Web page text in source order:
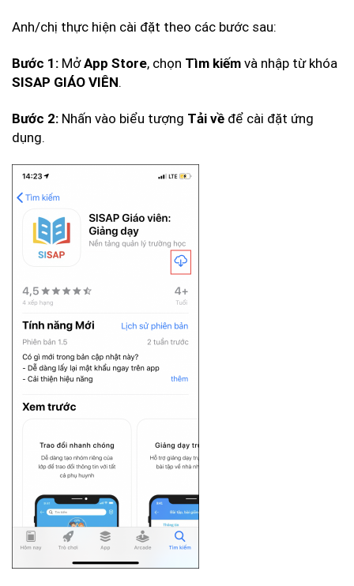
Anh/chị thực hiện cài đặt theo các bước sau:
Bước 1: MởApp Store, chọn Tìm kiếm và nhập từ khóa
SISAP GIÁO VIÊN.
Bước 2: Nhấn vào biểu tượng Tải về để cài đặt ứng
dụng.